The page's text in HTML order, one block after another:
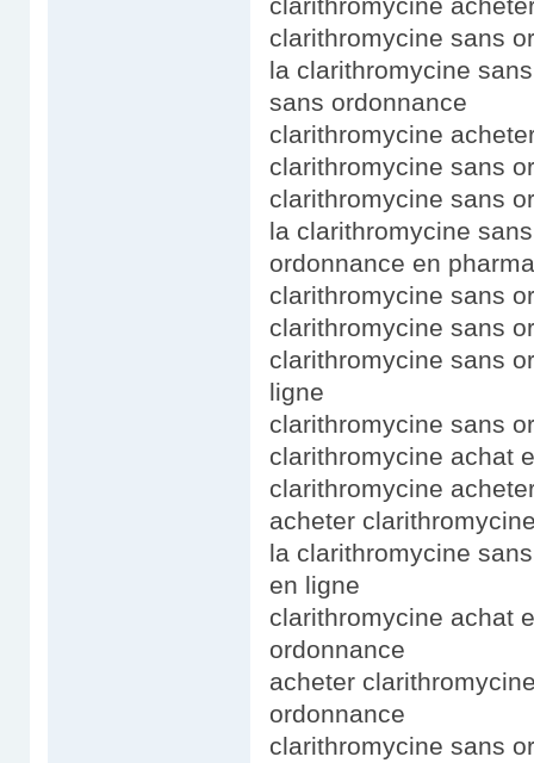
clarithromycine sans
la clarithromycine
sans ordonnance
clarithromycine
clarithromycine sans
clarithromycine sans
la clarithromycine
ordonnance en
clarithromycine sans
clarithromycine sans
clarithromycine sans
ligne
clarithromycine sans
clarithromycine achat
clarithromycine
acheter
la clarithromycine
en ligne
clarithromycine achat
ordonnance
acheter
ordonnance
clarithromycine sans